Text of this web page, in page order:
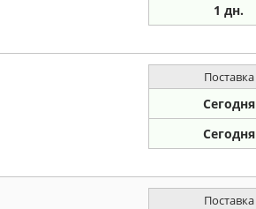
1 дн.
Поставка
Сегодня
Сегодня
Поставка